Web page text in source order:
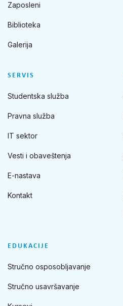
Zaposleni
Biblioteka
Galerija
SERVIS
Studentska služba
Pravna služba
IT sektor
Vesti i obaveštenja
E-nastava
Kontakt
EDUKACIJE
Stručno osposobljavanje
Stručno usavršavanje